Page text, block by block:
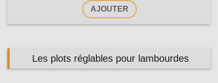
AJOUTER
Les plots réglables pour lambourdes